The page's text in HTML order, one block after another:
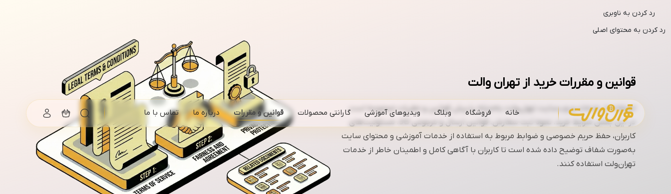
خانه فروشگاه وبلاگ ویدیوهای آموزشی گارانتی محصولات قوانین و مقررات درباره ما تماس با ما
رد کردن به ناوبری
رد کردن به محتوای اصلی
قوانین و مقررات خرید از تهران والت
استفاده از خدمات و وب‌سایت تهران‌ولت به‌منزله پذیرش قوانین و مقررات مجموعه است.
در این بخش شرایط خرید، نحوه ثبت سفارش، قوانین ارسال و مرجوعی کالا، مسئولیت‌های
کاربران، حفظ حریم خصوصی و ضوابط مربوط به استفاده از خدمات آموزشی و محتوای سایت
به‌صورت شفاف توضیح داده شده است تا کاربران با آگاهی کامل و اطمینان خاطر از خدمات
تهران‌ولت استفاده کنند.